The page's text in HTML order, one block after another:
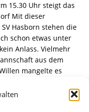
15.30 Uhr steigt das
Mit dieser
Hasborn stehen die
schon etwas unter
Anlass. Vielmehr
aus dem
mangelte es
Hasborn von
man gegen den SV